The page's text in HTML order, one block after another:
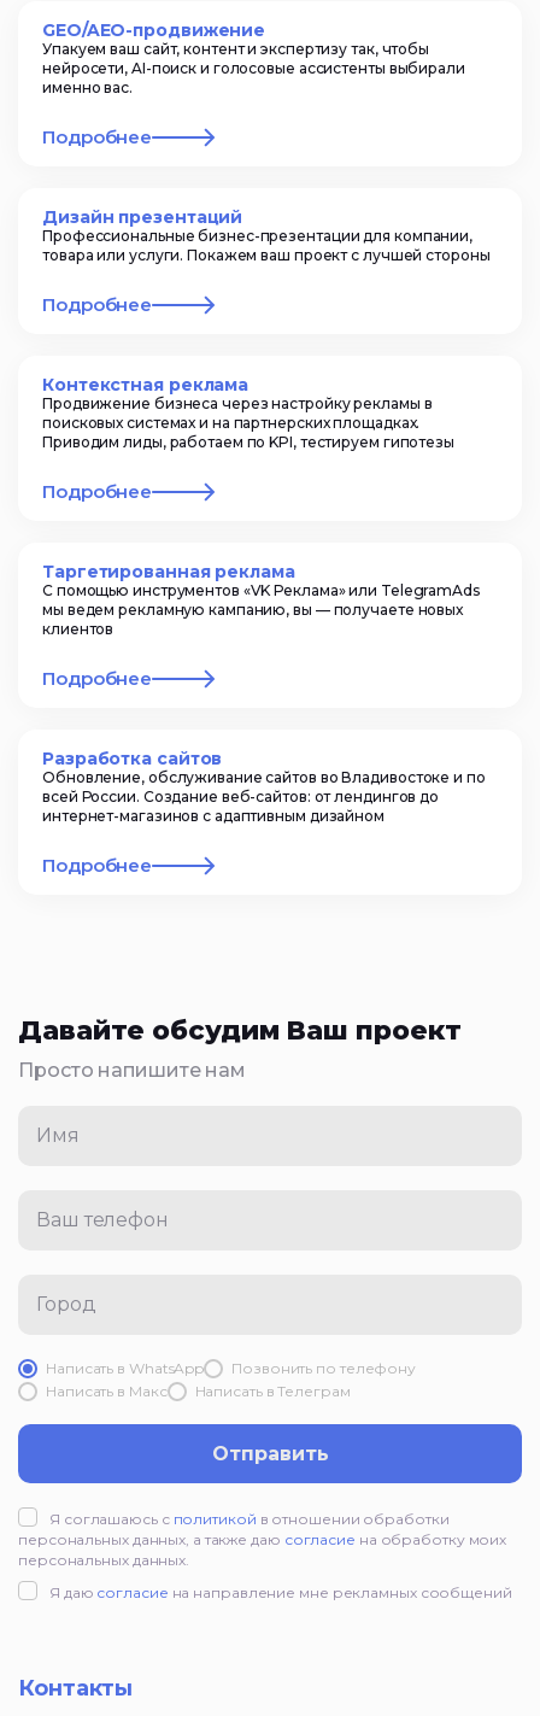
GEO/AEO-продвижение
Упакуем ваш сайт, контент и экспертизу так, чтобы
нейросети, AI-поиск и голосовые ассистенты выбирали
именно вас.
Подробнее
Дизайн презентаций
Профессиональные бизнес-презентации для компании,
товара или услуги. Покажем ваш проект с лучшей стороны
Подробнее
Контекстная реклама
Продвижение бизнеса через настройку рекламы в
поисковых системах и на партнерских площадках.
Приводим лиды, работаем по KPI, тестируем гипотезы
Подробнее
Таргетированная реклама
С помощью инструментов «VK Реклама» или TelegramAds
мы ведем рекламную кампанию, вы — получаете новых
клиентов
Подробнее
Разработка сайтов
Обновление, обслуживание сайтов во Владивостоке и по
всей России. Создание веб-сайтов: от лендингов до
интернет-магазинов с адаптивным дизайном
Подробнее
Давайте обсудим Ваш проект
Просто напишите нам
Имя
Ваш телефон
Город
Написать в WhatsApp
Позвонить по телефону
Написать в Mакс
Написать в Телеграм
Отправить
Я соглашаюсь с политикой в отношении обработки
персональных данных, а также даю согласие на обработку моих
персональных данных.
Я даю согласие на направление мне рекламных сообщений
Контакты